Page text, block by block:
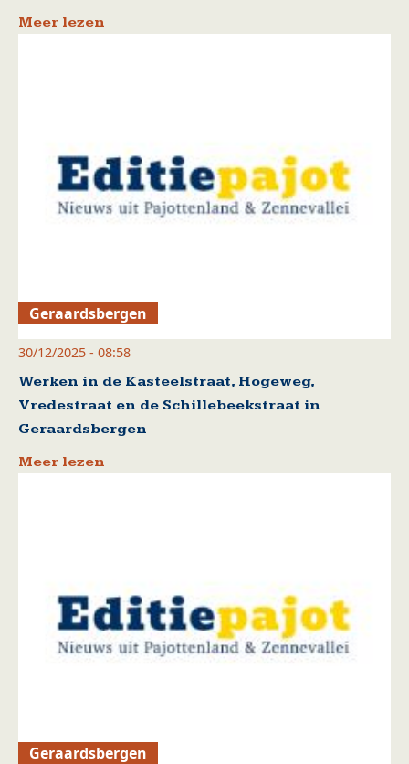
Meer lezen
Geraardsbergen
30/12/2025 - 08:58
Werken in de Kasteelstraat, Hogeweg,
Vredestraat en de Schillebeekstraat in
Geraardsbergen
Meer lezen
Geraardsbergen